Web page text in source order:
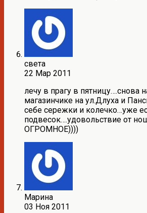
света
22 Мар 2011
лечу в прагу в пятницу….снова
магазинчике на ул.Длуха и
себе сережки и колечко…уже
подвесок….удовольствие от
ОГРОМНОЕ))))
Марина
03 Ноя 2011